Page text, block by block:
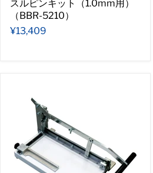
スルピンキット（1.0mm用）
（BBR-5210）
¥13,409